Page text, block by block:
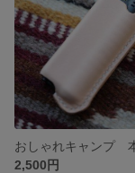
2,500円